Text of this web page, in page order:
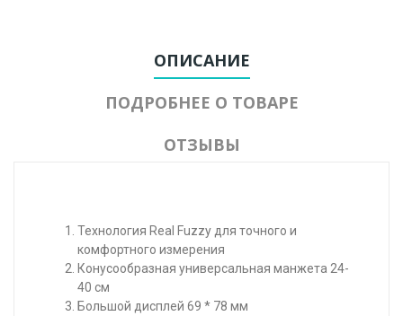
ОПИСАНИЕ
ПОДРОБНЕЕ О ТОВАРЕ
ОТЗЫВЫ
Технология Real Fuzzy для точного и
комфортного измерения
Конусообразная универсальная манжета 24-
40 см
Большой дисплей 69 * 78 мм